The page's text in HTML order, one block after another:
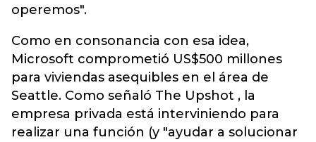
operemos".
Como en consonancia con esa idea,
Microsoft comprometió US$500 millones
para viviendas asequibles en el área de
Seattle. Como señaló The Upshot , la
empresa privada está interviniendo para
realizar una función (y "ayudar a solucionar